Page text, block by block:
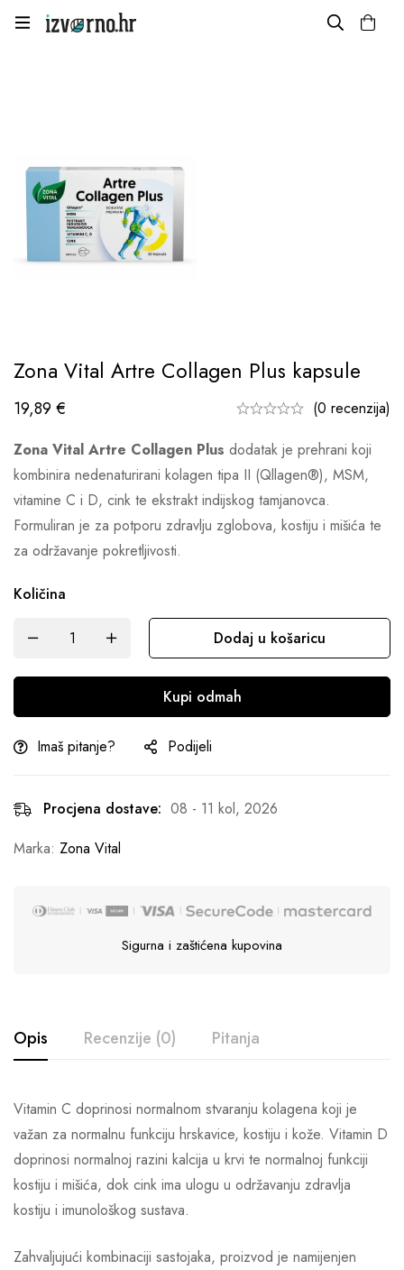
Zona Vital Artre Collagen Plus kapsule
19,89 €
(0 recenzija)
Zona Vital Artre Collagen Plus dodatak je prehrani koji
kombinira nedenaturirani kolagen tipa II (Qllagen®), MSM,
vitamine C i D, cink te ekstrakt indijskog tamjanovca.
Formuliran je za potporu zdravlju zglobova, kostiju i mišića te
za održavanje pokretljivosti.
Količina
Dodaj u košaricu
Kupi odmah
Imaš pitanje? Podijeli
Procjena dostave: 08 - 11 kol, 2026
Marka: Zona Vital
Sigurna i zaštićena kupovina
Opis Recenzije (0) Pitanja
Vitamin C doprinosi normalnom stvaranju kolagena koji je
važan za normalnu funkciju hrskavice, kostiju i kože. Vitamin D
doprinosi normalnoj razini kalcija u krvi te normalnoj funkciji
kostiju i mišića, dok cink ima ulogu u održavanju zdravlja
kostiju i imunološkog sustava.
Zahvaljujući kombinaciji sastojaka, proizvod je namijenjen